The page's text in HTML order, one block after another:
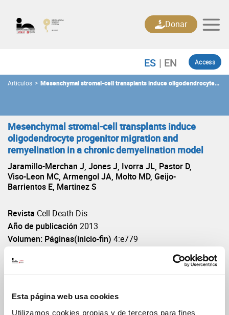
Esta página web usa cookies
Utilizamos cookies propias y de terceros para fines
content
Access
Donar
Artículos > Mesenchymal stromal-cell transplants induce oligodendrocyte
Mesenchymal stromal-cell transplants induce
oligodendrocyte progenitor migration and
remyelination in a chronic demyelination model
Jaramillo-Merchan J, Jones J, Ivorra JL, Pastor D,
Viso-Leon MC, Armengol JA, Molto MD, Geijo-
Barrientos E, Martinez S
Revista Cell Death Dis
Año de publicación 2013
Volumen: Páginas(inicio-fin) 4:e779